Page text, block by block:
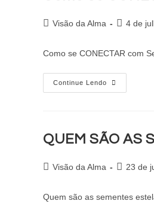
Visão da Alma 4 de
Como se CONECTAR com
Continue Lendo
QUEM SÃO AS
Visão da Alma 23 de
Quem são as sementes